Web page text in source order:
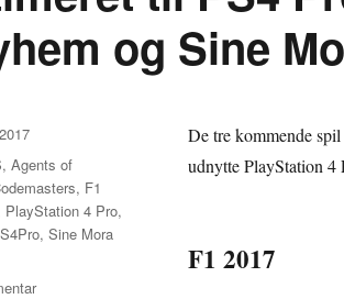
og Sine
De tre kommende
udnytte PlayStation 4
F1 2017
,Agents of
, F1
PlayStation 4 Pro,
,Sine Mora
til